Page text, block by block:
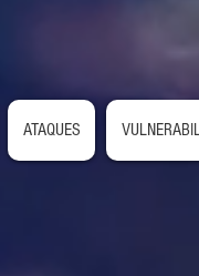
ATAQUES